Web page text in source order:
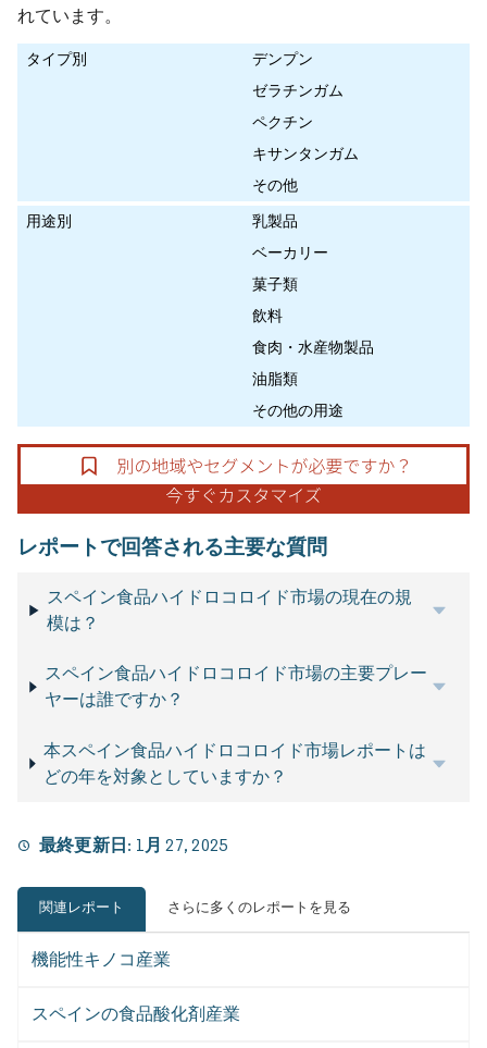
れています。
タイプ別
デンプン
ゼラチンガム
ペクチン
キサンタンガム
その他
用途別
乳製品
ベーカリー
菓子類
飲料
食肉・水産物製品
油脂類
その他の用途
レポートで回答される主要な質問
スペイン食品ハイドロコロイド市場の現在の規
模は？
スペイン食品ハイドロコロイド市場の主要プレー
ヤーは誰ですか？
本スペイン食品ハイドロコロイド市場レポートは
どの年を対象としていますか？
最終更新日: 1月 27, 2025
関連レポート さらに多くのレポートを見る
機能性キノコ産業
スペインの食品酸化剤産業